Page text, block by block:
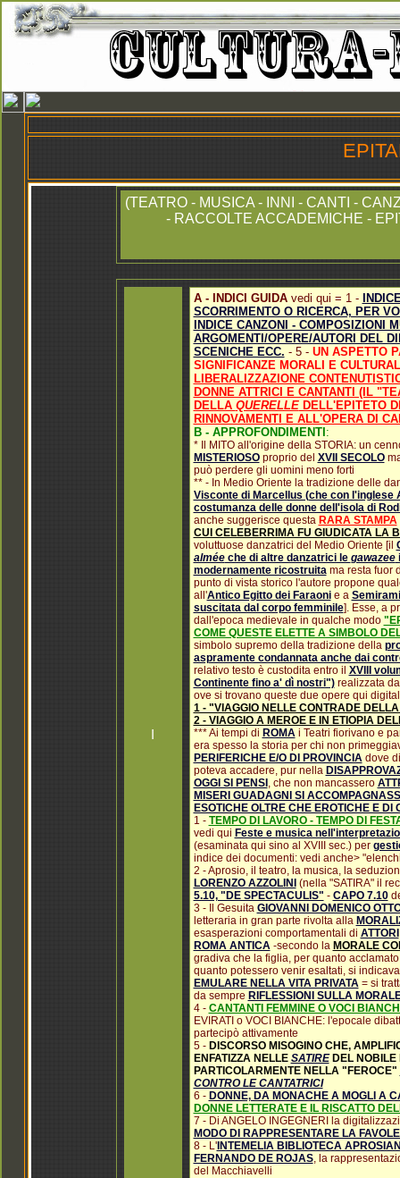
(TEATRO - MUSICA - INNI - CANTI -
- RACCOLTE ACCADEMICHE -
I
A - INDICI GUIDAvedi qui = 1 -
SCORRIMENTO O RICERCA, PER
INDICE CANZONI - COMPOSIZIONI
ARGOMENTI/OPERE/AUTORI DEL
SCENICHE ECC. - 5 - UN ASPETTO
SIGNIFICANZE MORALI E
LIBERALIZZAZIONE
DONNE ATTRICI E CANTANTI (IL
DELLA QUERELLEDELL'EPITETO
RINNOVAMENTI E ALL'OPERA DI
B - APPROFONDIMENTI :
* Il MITO all'origine della STORIA: un
MISTERIOSOproprio del XVII SECOLO
può perdere gli uomini meno forti
** - In Medio Oriente la tradizione delle
Visconte di Marcellus (che con l'inglese
costumanza delle donne dell'isola di
anche suggerisce questa RARA STAMPA
CUI CELEBERRIMA FU GIUDICATA LA
voluttuose danzatrici del Medio Oriente [il
alméeche di altre danzatrici le gawazee
modernamente ricostruitama resta fuor
punto di vista storico l'autore propone
all'Antico Egitto dei Faraonie a
suscitata dal corpo femminile]. Esse, a
dall'epoca medievale in qualche modo
COME QUESTE ELETTE A SIMBOLO
simbolo supremo della tradizione della
aspramente condannata anche dai
relativo testo è custodita entro il XVIII
Continente fino a' dì nostri")realizzata
ove si trovano queste due opere qui
1 - "VIAGGIO NELLE CONTRADE
2 - VIAGGIO A MEROE E IN ETIOPIA
*** Ai tempi di ROMAi Teatri fiorivano e
era spesso la storia per chi non
PERIFERICHE E/O DI PROVINCIAdove
poteva accadere, pur nella
OGGI SI PENSI , che non mancassero
MISERI GUADAGNI SI
ESOTICHE OLTRE CHE EROTICHE E DI
1 - TEMPO DI LAVORO - TEMPO DI
vedi qui Feste e musica
(esaminata qui sino al XVIII sec.) per
indice dei documenti: vedi anche>
2 - Aprosio, il teatro, la musica, la
LORENZO AZZOLINI (nella "SATIRA" il
5.10, "DE SPECTACULIS" - CAPO 7.10
3 - Il Gesuita GIOVANNI DOMENICO
letteraria in gran parte rivolta alla
esasperazioni comportamentali di ATTORI
ROMA ANTICA-secondo la MORALE
gradiva che la figlia, per quanto
quanto potessero venir esaltati, si
EMULARE NELLA VITA PRIVATA= si
da sempre RIFLESSIONI SULLA
4 - CANTANTI FEMMINE O VOCI
EVIRATI o VOCI BIANCHE: l'epocale
partecipò attivamente
5 - DISCORSO MISOGINO CHE,
ENFATIZZA NELLE SATIREDEL NOBILE
PARTICOLARMENTE NELLA "FEROCE"
CONTRO LE CANTATRICI
6 - DONNE, DA MONACHE A MOGLI A
DONNE LETTERATE E IL RISCATTO
7 - Di ANGELO INGEGNERI la
MODO DI RAPPRESENTARE LA
8 - L'INTEMELIA BIBLIOTECA
FERNANDO DE ROJAS, la
del Macchiavelli